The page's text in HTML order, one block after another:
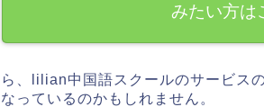
みたい方は
、lilian中国語スクールのサービス
っているのかもしれません。